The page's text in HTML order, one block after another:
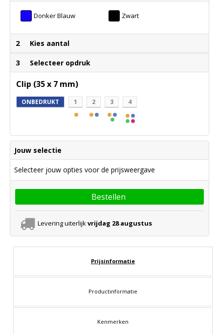
Donker Blauw Zwart
2 Kies aantal
3 Selecteer opdruk
Clip (35 x 7 mm)
ONBEDRUKT 1 2 3 4
Jouw selectie
Selecteer jouw opties voor de prijsweergave
Bestellen
Levering uiterlijkvrijdag 28 augustus
Prijsinformatie
Productinformatie
Kenmerken